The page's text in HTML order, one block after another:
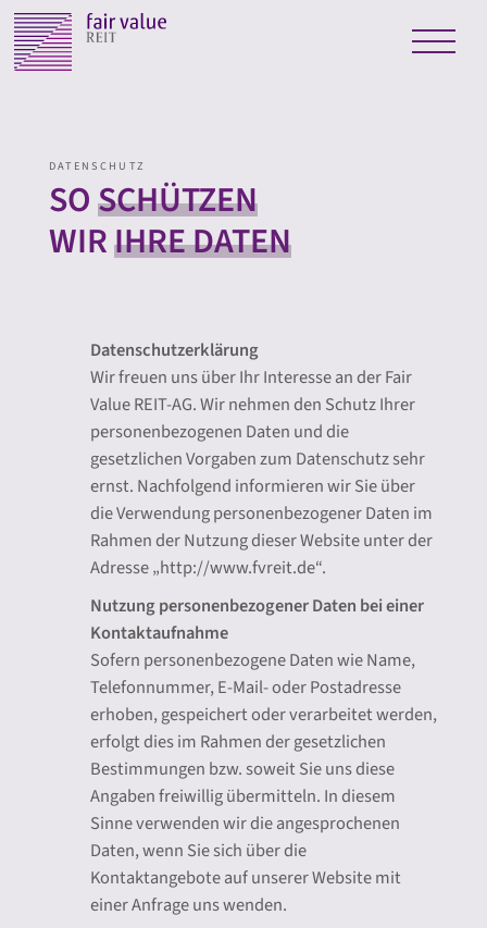
DATENSCHUTZ
SOSCHÜTZEN
WIRIHRE DATEN
Datenschutzerklärung
Wir freuen uns über Ihr Interesse an der Fair
Value REIT-AG. Wir nehmen den Schutz Ihrer
personenbezogenen Daten und die
gesetzlichen Vorgaben zum Datenschutz sehr
ernst. Nachfolgend informieren wir Sie über
die Verwendung personenbezogener Daten im
Rahmen der Nutzung dieser Website unter der
Adresse „http://www.fvreit.de“.
Nutzung personenbezogener Daten bei einer
Kontaktaufnahme
Sofern personenbezogene Daten wie Name,
Telefonnummer, E-Mail- oder Postadresse
erhoben, gespeichert oder verarbeitet werden,
erfolgt dies im Rahmen der gesetzlichen
Bestimmungen bzw. soweit Sie uns diese
Angaben freiwillig übermitteln. In diesem
Sinne verwenden wir die angesprochenen
Daten, wenn Sie sich über die
Kontaktangebote auf unserer Website mit
einer Anfrage uns wenden.